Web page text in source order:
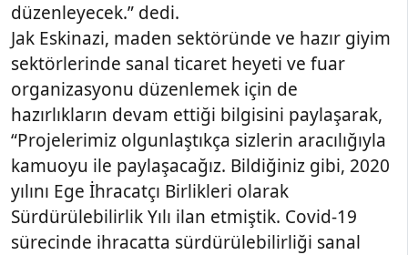
düzenleyecek.” dedi.
Jak Eskinazi, maden sektöründe ve hazır giyim
sektörlerinde sanal ticaret heyeti ve fuar
organizasyonu düzenlemek için de
hazırlıkların devam ettiği bilgisini paylaşarak,
“Projelerimiz olgunlaştıkça sizlerin aracılığıyla
kamuoyu ile paylaşacağız. Bildiğiniz gibi, 2020
yılını Ege İhracatçı Birlikleri olarak
Sürdürülebilirlik Yılı ilan etmiştik. Covid-19
sürecinde ihracatta sürdürülebilirliği sanal